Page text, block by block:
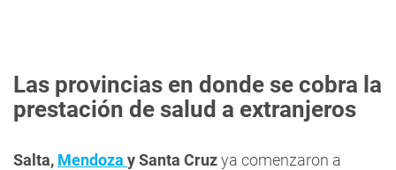
Las provincias en donde se cobra la
prestación de salud a extranjeros
Salta, Mendoza y Santa Cruzya comenzaron a